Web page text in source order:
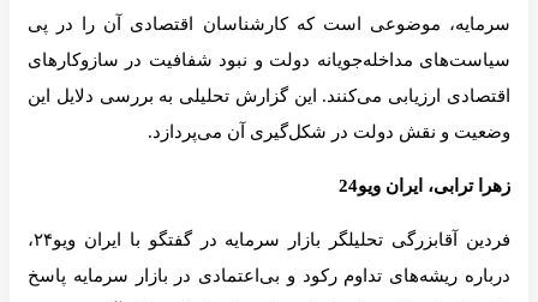
سرمایه، موضوعی است که کارشناسان اقتصادی آن را در پی
سیاست‌های مداخله‌جویانه دولت و نبود شفافیت در سازوکارهای
اقتصادی ارزیابی می‌کنند. این گزارش تحلیلی به بررسی دلایل این
وضعیت و نقش دولت در شکل‌گیری آن می‌پردازد.
زهرا ترابی، ایران ویو24
فردین آقابزرگی تحلیلگر بازار سرمایه در گفتگو با ایران ویو۲۴،
درباره ریشه‌های تداوم رکود و بی‌اعتمادی در بازار سرمایه پاسخ